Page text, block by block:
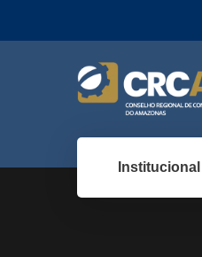
Institucional